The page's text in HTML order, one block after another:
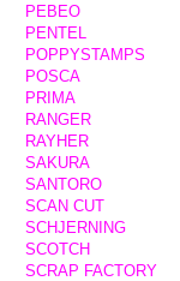
PEBEO
PENTEL
POPPYSTAMPS
POSCA
PRIMA
RANGER
RAYHER
SAKURA
SANTORO
SCAN CUT
SCHJERNING
SCOTCH
SCRAP FACTORY